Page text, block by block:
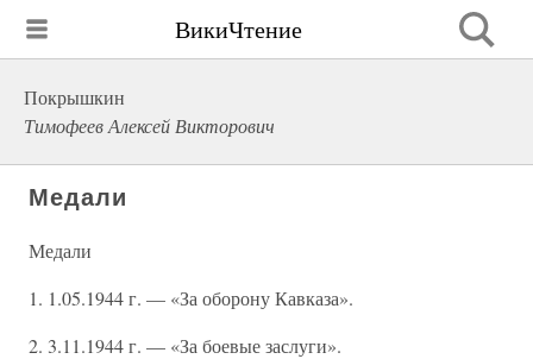
ВикиЧтение
Покрышкин
Тимофеев Алексей Викторович
Медали
Медали
1. 1.05.1944 г. — «За оборону Кавказа».
2. 3.11.1944 г. — «За боевые заслуги».